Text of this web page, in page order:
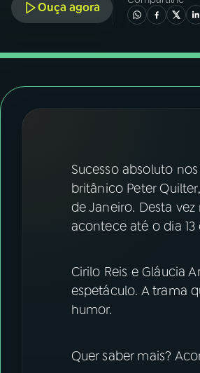
05PODCASTS
FESTIVAL DE MÚSICA
ACOMPANHE A RÁDIO NACIONAL
Instagram X
Ouça agora
Sucesso absoluto
britânico Peter
de Janeiro. Desta
acontece até o dia 13
Cirilo Reis e Gláucia
espetáculo. A trama
humor.
Quer saber mais?